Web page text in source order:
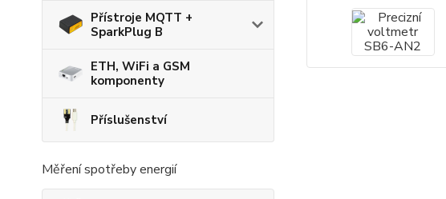
Přístroje MQTT +
SparkPlug B
ETH, WiFi a GSM
komponenty
Příslušenství
Měření spotřeby energií